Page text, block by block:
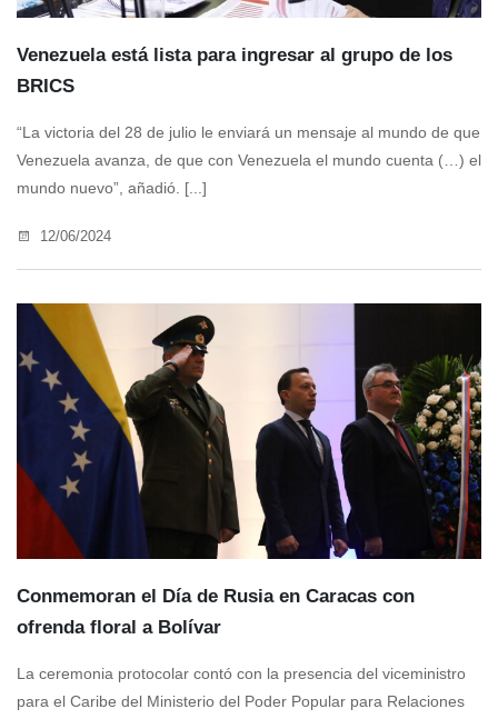
Venezuela está lista para ingresar al grupo de los
BRICS
“La victoria del 28 de julio le enviará un mensaje al mundo de que
Venezuela avanza, de que con Venezuela el mundo cuenta (…) el
mundo nuevo”, añadió. [...]
12/06/2024
Conmemoran el Día de Rusia en Caracas con
ofrenda floral a Bolívar
La ceremonia protocolar contó con la presencia del viceministro
para el Caribe del Ministerio del Poder Popular para Relaciones